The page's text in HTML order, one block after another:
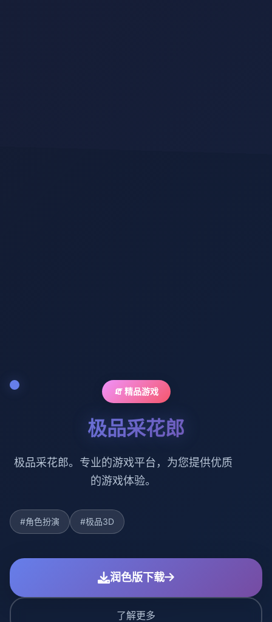
🧯 精品游戏
极品采花郎
极品采花郎。专业的游戏平台，为您提供优质
的游戏体验。
#角色扮演 #极品3D
润色版下载
了解更多